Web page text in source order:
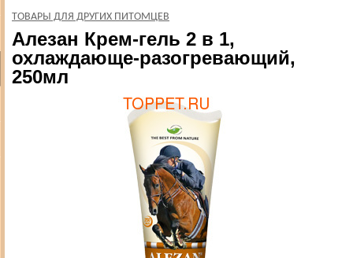
ТОВАРЫ ДЛЯ ДРУГИХ ПИТОМЦЕВ
Алезан Крем-гель 2 в 1,
охлаждающе-разогревающий,
250мл